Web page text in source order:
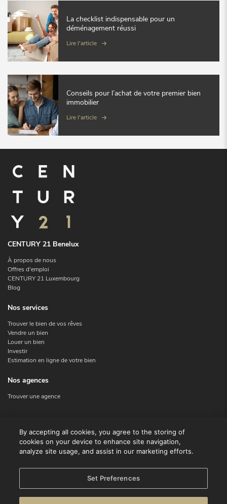
La checklist indispensable pour un
déménagement réussi
Lire l'article
Conseils pour l’achat de votre premier bien
immobilier
Lire l'article
CENTURY 21 Benelux
À propos de nous
Offres d'emploi
CENTURY 21 Luxembourg
Blog
Nos services
Trouver le bien de vos rêves
Vendre un bien
Louer un bien
Investir
Estimation en ligne de votre bien
Nos agences
Trouver une agence
Contact
Facebook
By accepting all cookies, you agree to the storing of
cookies on your device to enhance site navigation,
analyze site usage, and assist in our marketing efforts.
Set Preferences